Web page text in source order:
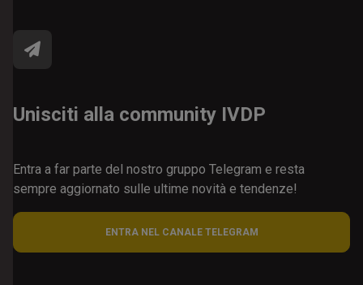
Unisciti alla community IVDP
Entra a far parte del nostro gruppo Telegram e resta
sempre aggiornato sulle ultime novità e tendenze!
ENTRA NEL CANALE TELEGRAM